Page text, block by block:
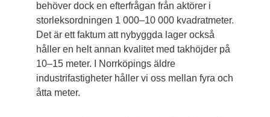
behöver dock en efterfrågan från aktörer i
storleksordningen 1 000–10 000 kvadrat­meter.
Det är ett faktum att nybyggda lager också
håller en helt annan kvalitet med takhöjder på
10–15 ­meter. I Norrköpings äldre
industrifastigheter håller vi oss mellan fyra och
åtta meter.